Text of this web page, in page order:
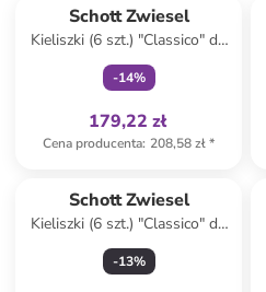
Schott Zwiesel
Kieliszki (6 szt.) "Classico" do
czerwonego wina - 408 ml
-14%
179,22 zł
Cena producenta: 208,58 zł*
Schott Zwiesel
Kieliszki (6 szt.) "Classico" do
czerwonego wina - 814 ml
-13%